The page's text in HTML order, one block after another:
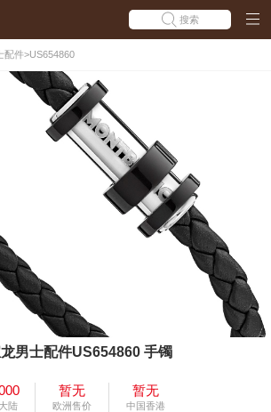
搜索
配件>US654860
男士配件US654860 手镯
陆
暂无
欧洲售价
暂无
中国香港